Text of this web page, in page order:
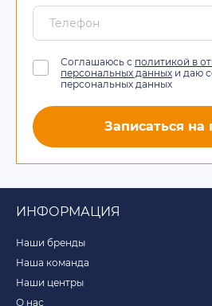
Соглашаюсь с политикой в
персональных данных и даю
персональных данных
Записаться на
ИНФОРМАЦИЯ
Наши бренды
Наша команда
Наши центры
О нас